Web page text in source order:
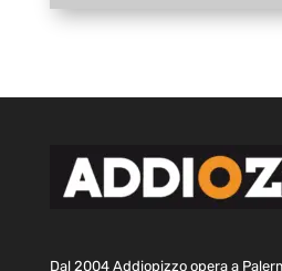
Dal 2004 Addiopizzo opera a